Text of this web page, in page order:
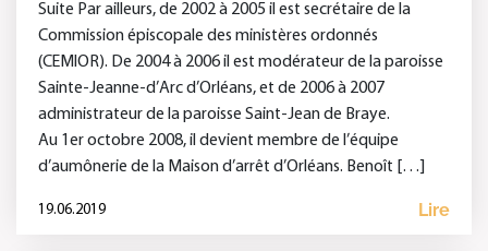
Suite Par ailleurs, de 2002 à 2005 il est secrétaire de la
Commission épiscopale des ministères ordonnés
(CEMIOR). De 2004 à 2006 il est modérateur de la paroisse
Sainte-Jeanne-d’Arc d’Orléans, et de 2006 à 2007
administrateur de la paroisse Saint-Jean de Braye.
Au 1er octobre 2008, il devient membre de l’équipe
d’aumônerie de la Maison d’arrêt d’Orléans. Benoît […]
19.06.2019 Lire